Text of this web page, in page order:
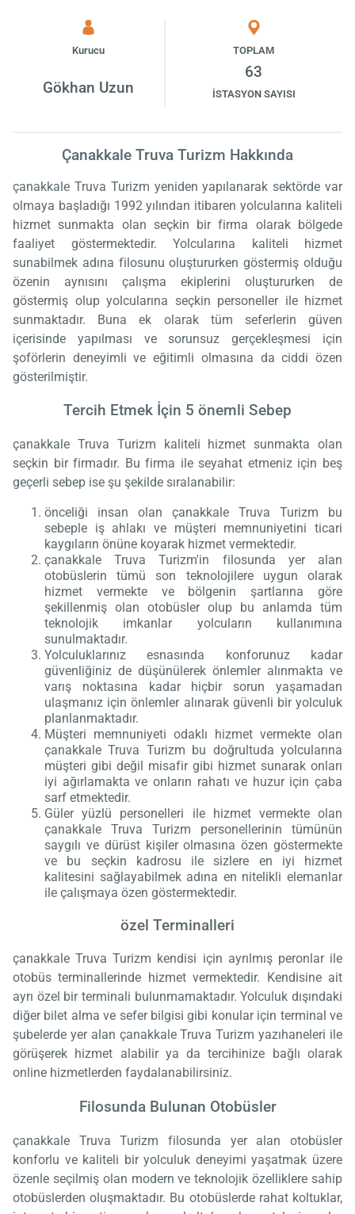
Kurucu
Gökhan Uzun
TOPLAM
63
İSTASYON SAYISI
Çanakkale Truva Turizm Hakkında
çanakkale Truva Turizm yeniden yapılanarak sektörde var
olmaya başladığı 1992 yılından itibaren yolcularına kaliteli
hizmet sunmakta olan seçkin bir firma olarak bölgede
faaliyet göstermektedir. Yolcularına kaliteli hizmet
sunabilmek adına filosunu oluştururken göstermiş olduğu
özenin aynısını çalışma ekiplerini oluştururken de
göstermiş olup yolcularına seçkin personeller ile hizmet
sunmaktadır. Buna ek olarak tüm seferlerin güven
içerisinde yapılması ve sorunsuz gerçekleşmesi için
şoförlerin deneyimli ve eğitimli olmasına da ciddi özen
gösterilmiştir.
Tercih Etmek İçin 5 önemli Sebep
çanakkale Truva Turizm kaliteli hizmet sunmakta olan
seçkin bir firmadır. Bu firma ile seyahat etmeniz için beş
geçerli sebep ise şu şekilde sıralanabilir:
önceliği insan olan çanakkale Truva Turizm bu
sebeple iş ahlakı ve müşteri memnuniyetini ticari
kaygıların önüne koyarak hizmet vermektedir.
çanakkale Truva Turizm'in filosunda yer alan
otobüslerin tümü son teknolojilere uygun olarak
hizmet vermekte ve bölgenin şartlarına göre
şekillenmiş olan otobüsler olup bu anlamda tüm
teknolojik imkanlar yolcuların kullanımına
sunulmaktadır.
Yolculuklarınız esnasında konforunuz kadar
güvenliğiniz de düşünülerek önlemler alınmakta ve
varış noktasına kadar hiçbir sorun yaşamadan
ulaşmanız için önlemler alınarak güvenli bir yolculuk
planlanmaktadır.
Müşteri memnuniyeti odaklı hizmet vermekte olan
çanakkale Truva Turizm bu doğrultuda yolcularına
müşteri gibi değil misafir gibi hizmet sunarak onları
iyi ağırlamakta ve onların rahatı ve huzur için çaba
sarf etmektedir.
Güler yüzlü personelleri ile hizmet vermekte olan
çanakkale Truva Turizm personellerinin tümünün
saygılı ve dürüst kişiler olmasına özen göstermekte
ve bu seçkin kadrosu ile sizlere en iyi hizmet
kalitesini sağlayabilmek adına en nitelikli elemanlar
ile çalışmaya özen göstermektedir.
özel Terminalleri
çanakkale Truva Turizm kendisi için ayrılmış peronlar ile
otobüs terminallerinde hizmet vermektedir. Kendisine ait
ayrı özel bir terminali bulunmamaktadır. Yolculuk dışındaki
diğer bilet alma ve sefer bilgisi gibi konular için terminal ve
şubelerde yer alan çanakkale Truva Turizm yazıhaneleri ile
görüşerek hizmet alabilir ya da tercihinize bağlı olarak
online hizmetlerden faydalanabilirsiniz.
Filosunda Bulunan Otobüsler
çanakkale Truva Turizm filosunda yer alan otobüsler
konforlu ve kaliteli bir yolculuk deneyimi yaşatmak üzere
özenle seçilmiş olan modern ve teknolojik özelliklere sahip
otobüslerden oluşmaktadır. Bu otobüslerde rahat koltuklar,